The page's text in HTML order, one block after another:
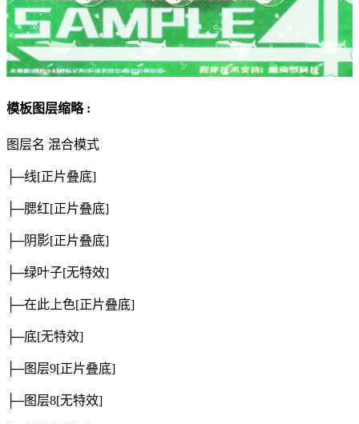
模板图层缩略 :
图层名 混合模式
├─线[正片叠底]
├─腮红[正片叠底]
├─阴影[正片叠底]
├─绿叶子[无特效]
├─在此上色[正片叠底]
├─底[无特效]
├─图层9[正片叠底]
├─图层8[无特效]